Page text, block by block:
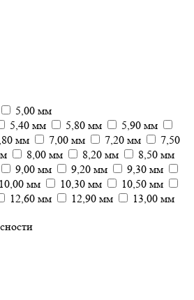
5,00 мм
5,40 мм 5,80 мм
5,90 мм
мм 7,00 мм 7,20 мм
7,50
8,00 мм 8,20 мм
8,50 мм
9,00 мм 9,20 мм
9,30 мм
10,00 мм 10,30 мм
10,50 мм
12,60 мм 12,90 мм
13,00 мм